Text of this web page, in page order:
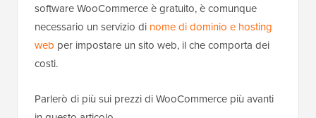
software WooCommerce è gratuito, è comunque
necessario un servizio di nome di dominio e hosting
web per impostare un sito web, il che comporta dei
costi.
Parlerò di più sui prezzi di WooCommerce più avanti